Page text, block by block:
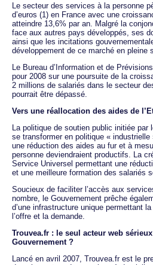
Le secteur des services à la personne
d’euros (1) en France avec une
atteindre 13,6% par an. Malgré la
face aux autres pays développés, ses
ainsi que les incitations
développement de ce marché en pleine
Le Bureau d’Information et de
pour 2008 sur une poursuite de la
2 millions de salariés dans le secteur
pourrait être dépassé.
Vers une réallocation des aides de
La politique de soutien public initiée par
se transformer en politique « industrielle
une réduction des aides au fur et à
personne deviendraient productifs. La
Service Universel permettant une
et une meilleure formation des salariés
Soucieux de faciliter l’accès aux
nombre, le Gouvernement prêche
d’une infrastructure unique permettant
l’offre et la demande.
Trouvea.fr : le seul acteur web
Gouvernement ?
Lancé en avril 2007, Trouvea.fr est le